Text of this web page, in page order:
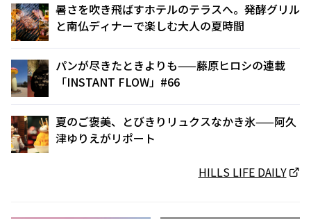
暑さを吹き飛ばすホテルのテラスへ。発酵グリル
と南仏ディナーで楽しむ大人の夏時間
パンが尽きたときよりも——藤原ヒロシの連載
「INSTANT FLOW」#66
夏のご褒美、とびきりリュクスなかき氷——阿久
津ゆりえがリポート
HILLS LIFE DAILY